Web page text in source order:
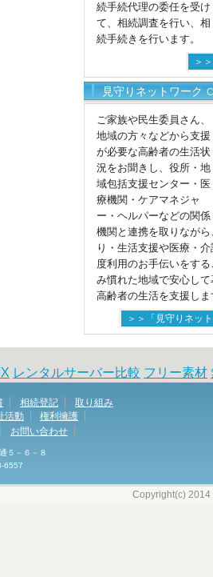
続手続代理の委任を受け
て、相続調査を行い、相
続手続きを行います。
＞
見守りネットワーク
ご家族や民生委員さん、
地域の方々などから支援
が必要な高齢者の生活状
況をお聞きし、役所・地
域包括支援センター・医
療機関・ケアマネジャ
ー・ヘルパーなどの関係
機関と連携を取りなが
り・生活支援や医療・
度利用のお手伝いをす
み慣れた地域で安心し
高齢者の生活を支援しま
＞＞「見守りネッ
レンタルサーバー比較 フリー素材
相続登記
取り組み
活動
権利擁護
お問い合わせ
５－６－８
6557
Copyright(c) 2014